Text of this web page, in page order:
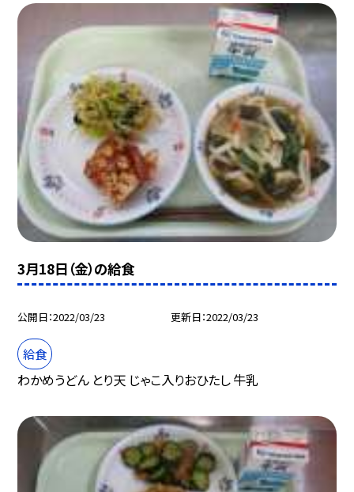
3月18日（金）の給食
公開日 2022/03/23 更新日 2022/03/23
給食
わかめうどん とり天 じゃこ入りおひたし 牛乳